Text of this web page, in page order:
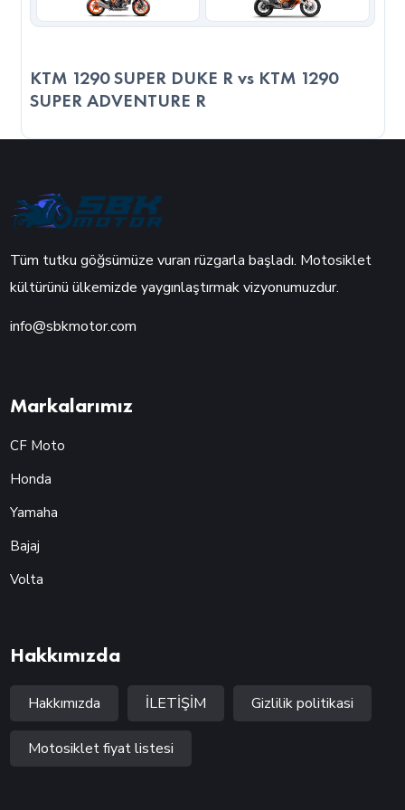
hızlanma kabiliyeti sayesinde daha sportif veya agresif sürüş
Turismo, daha kompakt yapısı ile yeni başlayan sürücüler
veya günlük kullanım odaklı kullanıcılar için daha mantıklı bir
bulundurmanız önemlidir.
KTM 1290 SUPER DUKE R vs KTM 1290
SUPER ADVENTURE R
Tüm tutku göğsümüze vuran rüzgarla başladı. Motosiklet
kültürünü ülkemizde yaygınlaştırmak vizyonumuzdur.
info@sbkmotor.com
Markalarımız
CF Moto
Honda
Yamaha
Bajaj
Volta
Hakkımızda
Hakkımızda İLETİŞİM Gizlilik politikasi
Motosiklet fiyat listesi